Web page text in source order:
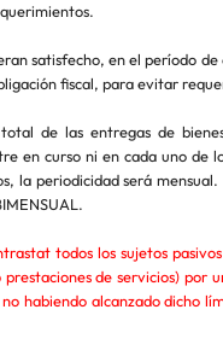
satisfecho, en el período
fiscal, para evitar
de las entregas de
en curso ni en cada uno de
la periodicidad será mensual.
todos los sujetos
de servicios) por
habiendo alcanzado dicho